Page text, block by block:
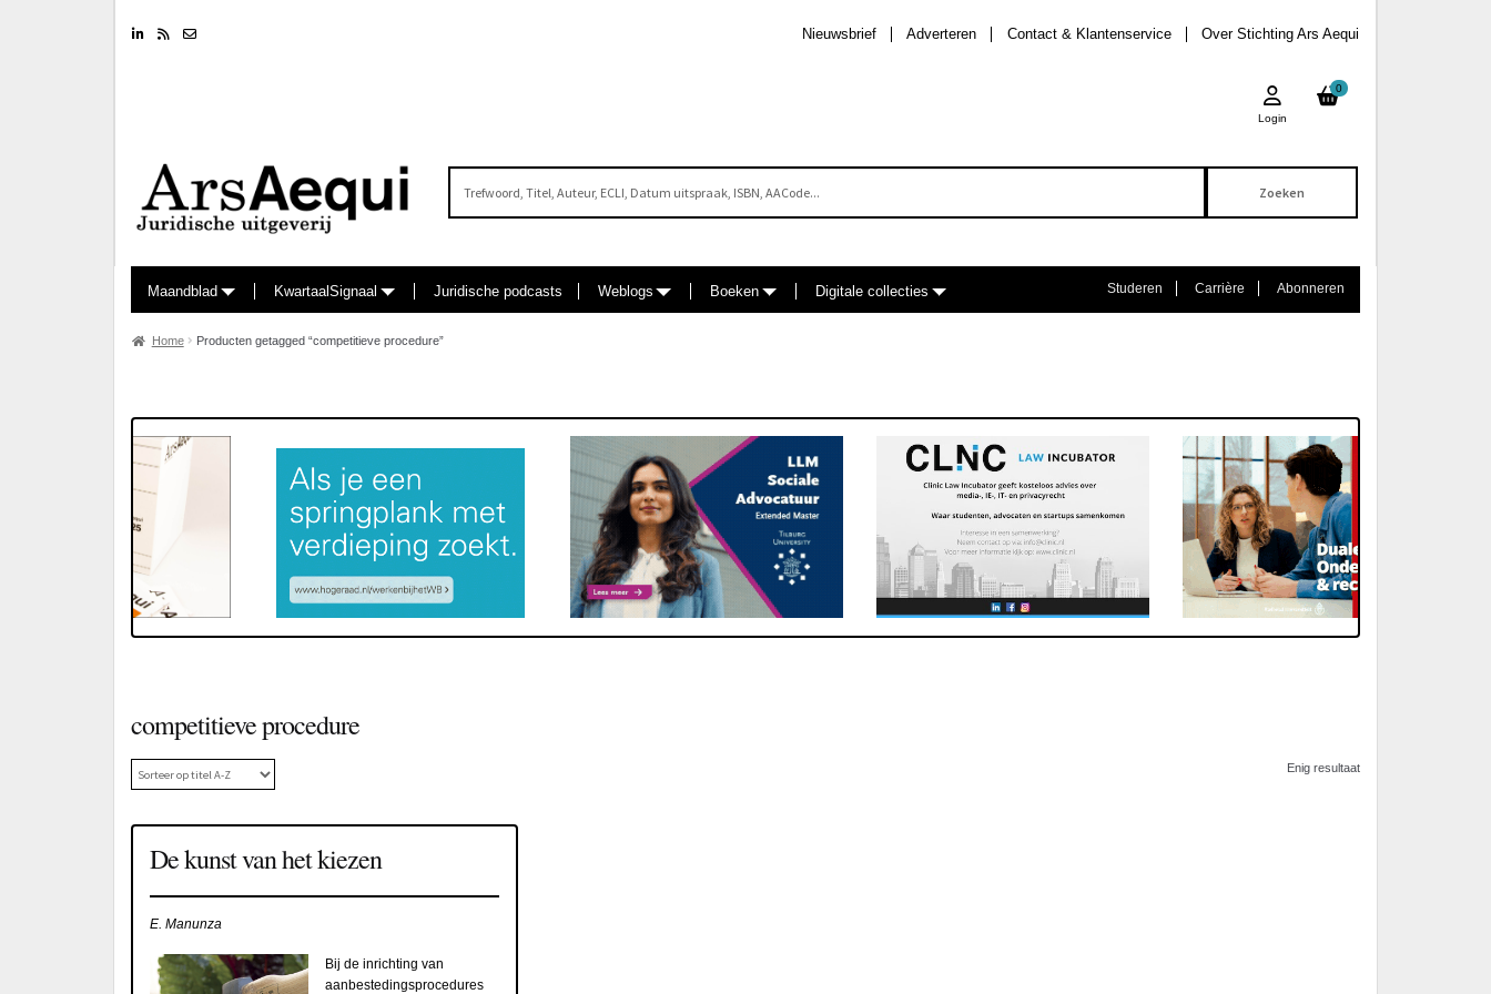
LinkedinRSS feed Over Stichting Ars Aequi
Contact & Klantenservice
Adverteren
Nieuwsbrief
0
Login
Maandblad KwartaalSignaal Juridische podcasts Weblogs Boeken Digitale collecties Studeren Carrière Abonneren
Home Producten getagged “competitieve procedure”
competitieve procedure
Enig resultaat
De kunst van het kiezen
E. Manunza
Bij de inrichting van
aanbestedingsprocedures